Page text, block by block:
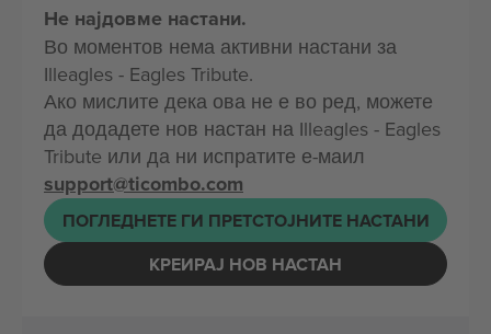
Не најдовме настани.
Во моментов нема активни настани за
Illeagles - Eagles Tribute.
Ако мислите дека ова не е во ред, можете
да додадете нов настан на Illeagles - Eagles
Tribute или да ни испратите е-маил
support@ticombo.com
ПОГЛЕДНЕТЕ ГИ ПРЕТСТОЈНИТЕ НАСТАНИ
КРЕИРАЈ НОВ НАСТАН